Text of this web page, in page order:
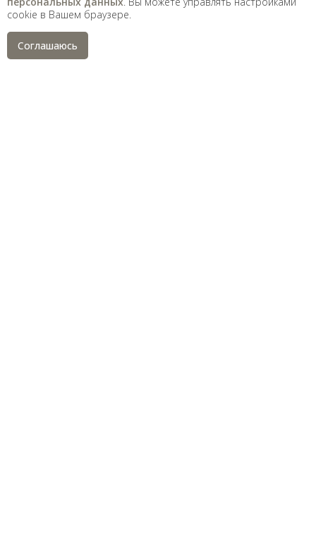
На данном информационном ресурсе могут быть
физических и юридических лиц, включенных
Министерством юстиции Российской Федерации в реестр
иностранных агентов, а также организаций, признанных
экстремистскими и запрещенных на территории
cookie в Вашем браузере.
Соглашаюсь